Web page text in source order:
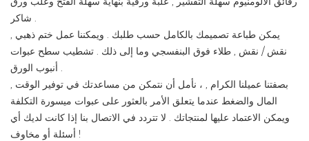
يمكن طباعة تصميمك بالكامل حسب طلبك . ويمكننا عمل ختم ذهبي ,
نقش / نقش , طلاء فوق البنفسجي وما إلى ذلك . تشطيب سطح عبوات
بصفتنا عميلنا الكرام , ، نأمل أن نتمكن من مساعدتك في توفير الوقت ,
المال والضغط عندما يتعلق الأمر بالعثور على عبوات ميسورة التكلفة
ويمكن الاعتماد عليها لمنتجاتك . لا تتردد في الاتصال بنا إذا كانت لديك أي
أسئلة أو مخاوف !